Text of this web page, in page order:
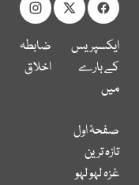
ایکسپریس
کے بارے
میں
ضابطہ
اخلاق
صفحۂ اول
تازہ ترین
غزہ لہو لہو